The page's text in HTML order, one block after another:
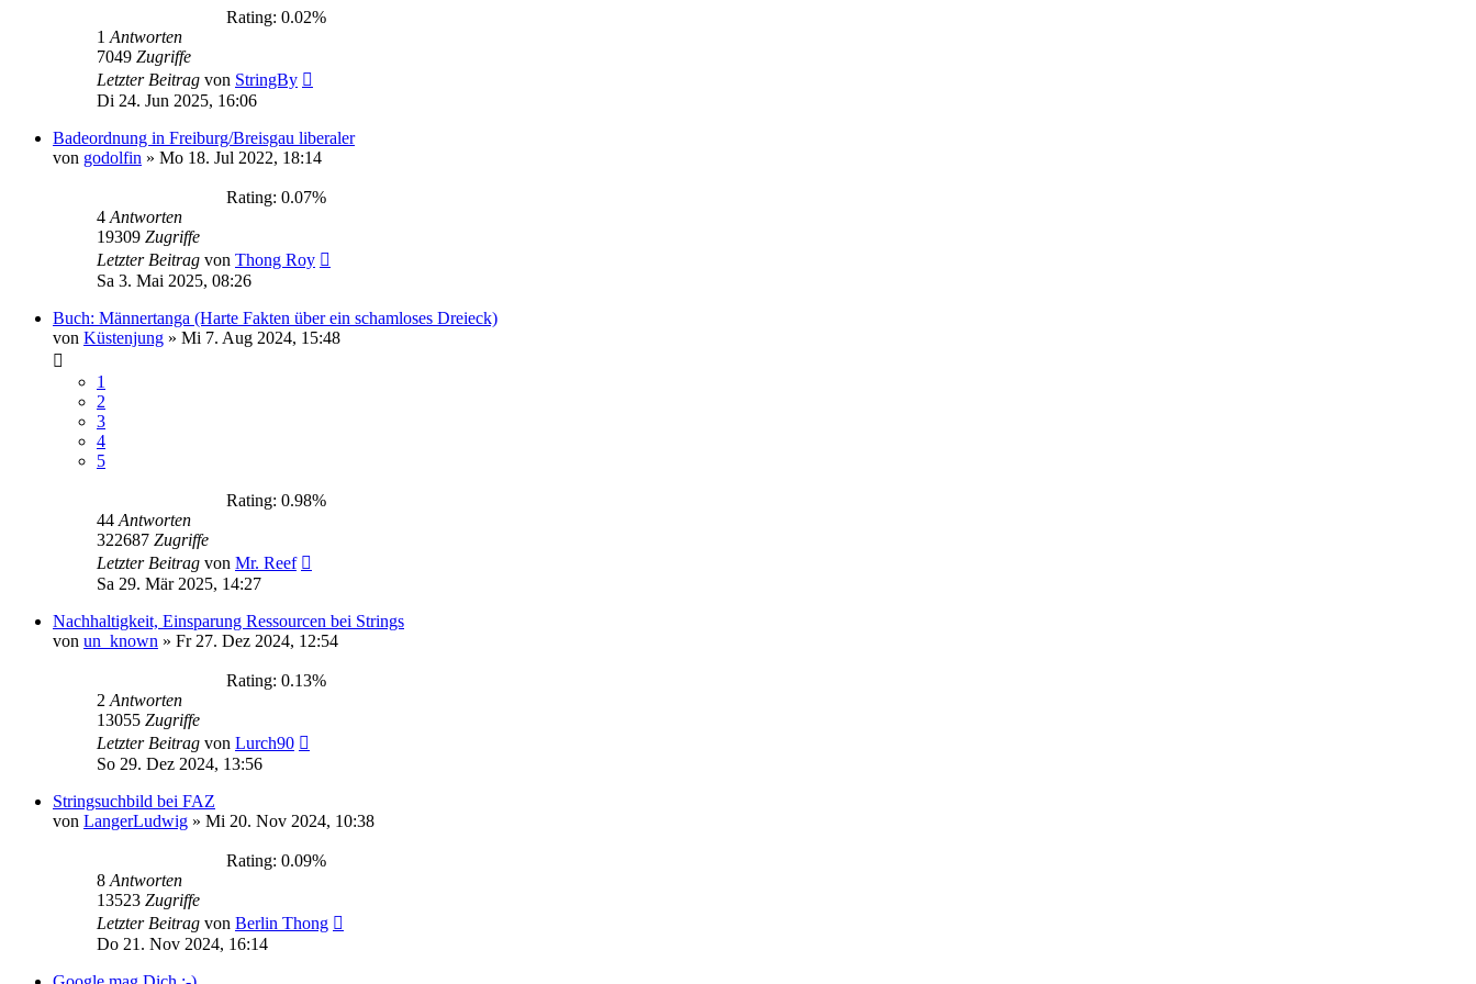
Rating: 0.02%
1 Antworten
7049 Zugriffe
Letzter Beitrag von StringBy
Di 24. Jun 2025, 16:06
Badeordnung in Freiburg/Breisgau liberaler
von godolfin » Mo 18. Jul 2022, 18:14
Rating: 0.07%
4 Antworten
19309 Zugriffe
Letzter Beitrag von Thong Roy
Sa 3. Mai 2025, 08:26
Buch: Männertanga (Harte Fakten über ein schamloses Dreieck)
von Küstenjung » Mi 7. Aug 2024, 15:48
1
2
3
4
5
Rating: 0.98%
44 Antworten
322687 Zugriffe
Letzter Beitrag von Mr. Reef
Sa 29. Mär 2025, 14:27
Nachhaltigkeit, Einsparung Ressourcen bei Strings
von un_known » Fr 27. Dez 2024, 12:54
Rating: 0.13%
2 Antworten
13055 Zugriffe
Letzter Beitrag von Lurch90
So 29. Dez 2024, 13:56
Stringsuchbild bei FAZ
von LangerLudwig » Mi 20. Nov 2024, 10:38
Rating: 0.09%
8 Antworten
13523 Zugriffe
Letzter Beitrag von Berlin Thong
Do 21. Nov 2024, 16:14